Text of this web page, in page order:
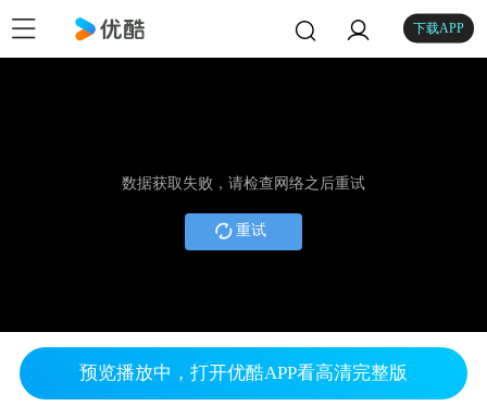
下载APP
数据获取失败，请检查网络之后重试
重试
预览播放中，打开优酷APP看高清完整版